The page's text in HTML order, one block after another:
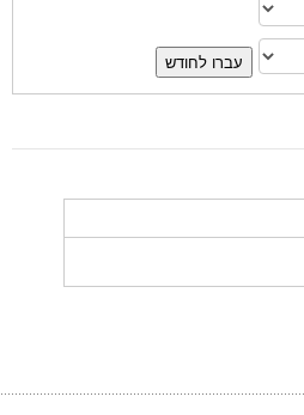
עברו לחודש